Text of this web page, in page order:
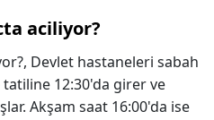
aciliyor?
Devlet hastaneleri sabah
tatiline 12:30'da girer ve
Akşam saat 16:00'da ise